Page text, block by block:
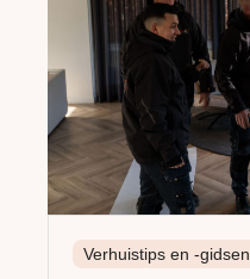
Verhuistips en -gidsen